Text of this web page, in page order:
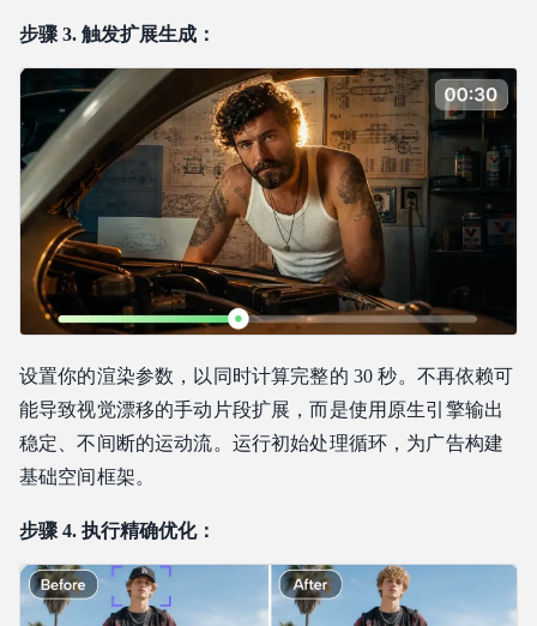
步骤 3. 触发扩展生成：
设置你的渲染参数，以同时计算完整的 30 秒。不再依赖可
能导致视觉漂移的手动片段扩展，而是使用原生引擎输出
稳定、不间断的运动流。运行初始处理循环，为广告构建
基础空间框架。
步骤 4. 执行精确优化：